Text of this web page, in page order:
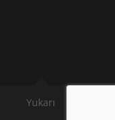
Yukarı